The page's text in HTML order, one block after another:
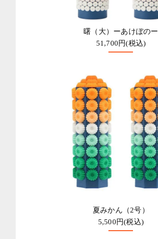
曙（大）ーあけぼのー
51,700円(税込)
夏みかん（2号）
5,500円(税込)